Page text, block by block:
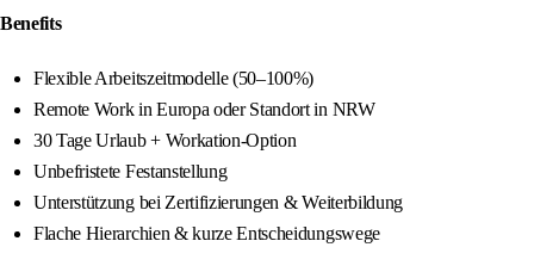
Benefits
Flexible Arbeitszeitmodelle (50–100%)
Remote Work in Europa oder Standort in NRW
30 Tage Urlaub + Workation-Option
Unbefristete Festanstellung
Unterstützung bei Zertifizierungen & Weiterbildung
Flache Hierarchien & kurze Entscheidungswege